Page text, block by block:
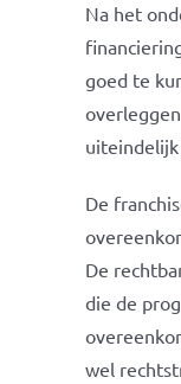
Na het
goed te
De
De
die de
wel